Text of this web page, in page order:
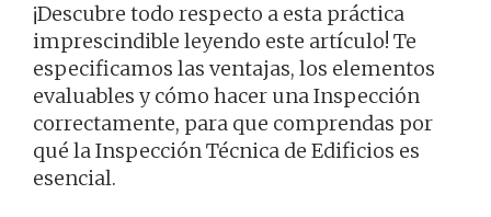
¡Descubre todo respecto a esta práctica
imprescindible leyendo este artículo! Te
especificamos las ventajas, los elementos
evaluables y cómo hacer una Inspección
correctamente, para que comprendas por
qué la Inspección Técnica de Edificios es
esencial.